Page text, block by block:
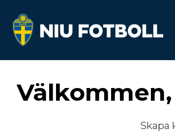
Skapa